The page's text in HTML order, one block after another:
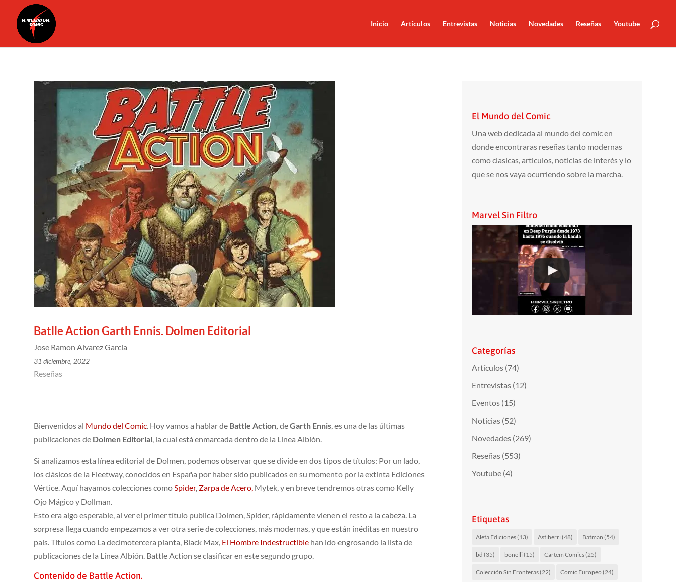
Inicio Artículos Entrevistas Noticias Novedades Reseñas Youtube
Batlle Action Garth Ennis. Dolmen Editorial
Jose Ramon Alvarez Garcia
31 diciembre, 2022
Reseñas
Bienvenidos al Mundo del Comic. Hoy vamos a hablar de Battle Action, deGarth Ennis, es una de las últimas
publicaciones de Dolmen Editorial, la cual está enmarcada dentro de la Línea Albión.
Si analizamos esta línea editorial de Dolmen, podemos observar que se divide en dos tipos de títulos: Por un lado,
los clásicos de la Fleetway, conocidos en España por haber sido publicados en su momento por la extinta Ediciones
Vértice. Aquí hayamos colecciones comoSpider, Zarpa de Acero, Mytek, y en breve tendremos otras como Kelly
Ojo Mágico y Dollman.
Esto era algo esperable, al ver el primer título publica Dolmen, Spider, rápidamente vienen el resto a la cabeza. La
sorpresa llega cuando empezamos a ver otra serie de colecciones, más modernas, y que están inéditas en nuestro
país. Títulos como La decimotercera planta, Black Max, El Hombre Indestructible han ido engrosando la lista de
publicaciones de la Línea Albión. Battle Action se clasificar en este segundo grupo.
Contenido de Battle Action.
El Mundo del Comic
Una web dedicada al mundo del comic en
donde encontraras reseñas tanto modernas
como clasicas, articulos, noticias de interés y lo
que se nos vaya ocurriendo sobre la marcha.
Marvel Sin Filtro
Categorías
Artículos(74)
Entrevistas(12)
Eventos(15)
Noticias(52)
Novedades(269)
Reseñas(553)
Youtube(4)
Etiquetas
Aleta Ediciones(13) Astiberri(48) Batman (54)
bd (35) bonelli(15) Cartem Comics(25)
Colección Sin Fronteras(22) Comic Europeo (24)